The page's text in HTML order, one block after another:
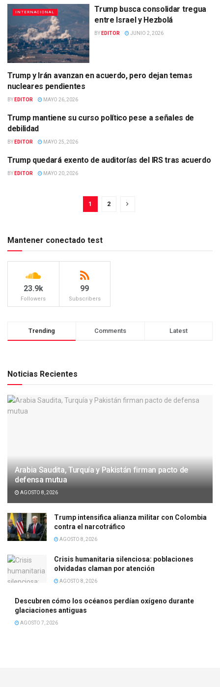
INTERNACIONAL
Trump busca consolidar tregua
entre Israel y Hezbolá
BY EDITOR JUNIO 2, 2026
INTERNACIONAL
Trump y Irán avanzan en acuerdo, pero dejan temas
nucleares pendientes
BY EDITOR MAYO 26, 2026
INTERNACIONAL
Trump mantiene su curso político pese a señales de
debilidad
BY EDITOR MAYO 25, 2026
INTERNACIONAL
Trump quedará exento de auditorías del IRS tras acuerdo
BY EDITOR MAYO 20, 2026
1 2
Mantener conectado test
23.9k
Followers
99
Subscribers
Trending Comments Latest
Noticias Recientes
Arabia Saudita, Turquía y Pakistán firman pacto de
defensa mutua
AGOSTO 8, 2026
Trump intensifica alianza militar con Colombia
contra el narcotráfico
AGOSTO 8, 2026
Crisis humanitaria silenciosa: poblaciones
olvidadas claman por atención
AGOSTO 8, 2026
Descubren cómo los océanos perdían oxígeno durante
glaciaciones antiguas
AGOSTO 7, 2026